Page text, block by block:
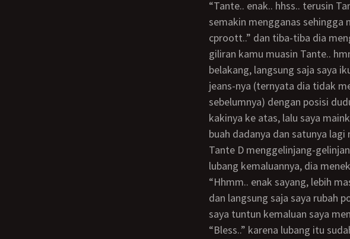
“Tante.. enak.. hhss.. terusin
semakin mengganas sehingga
cproott..” dan tiba-tiba dia
giliran kamu muasin Tante..
belakang, langsung saja saya
jeans-nya (ternyata dia tidak
sebelumnya) dengan posisi
kakinya ke atas, lalu saya
buah dadanya dan satunya
Tante D menggelinjang-gelinjang keenakan dan ketika lidah saya masukkan ke dalam
lubang kemaluannya, dia
“Hhmm.. enak sayang, lebih
dan langsung saja saya rubah
saya tuntun kemaluan saya
“Bless..” karena lubang itu sudah dipenuhi oleh ludah saya jadi agak sedikit gampang